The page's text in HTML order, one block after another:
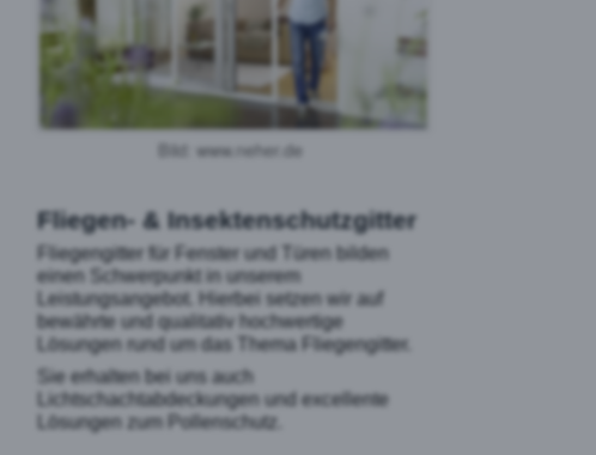
Bild: www.neher.de
Fliegen- & Insektenschutzgitter
Fliegengitter für Fenster und Türen bilden
einen Schwerpunkt in unserem
Leistungsangebot. Hierbei setzen wir auf
bewährte und qualitativ hochwertige
Lösungen rund um das Thema Fliegengitter.
Sie erhalten bei uns auch
Lichtschachtabdeckungen und excellente
Lösungen zum Pollenschutz.